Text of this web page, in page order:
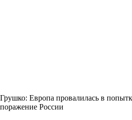
Грушко: Европа провалилась в
поражение России